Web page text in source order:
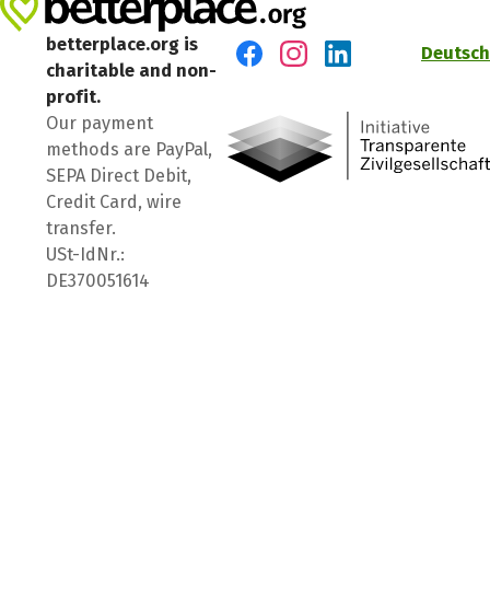
betterplace.org is
charitable and non-
profit.
Our payment
methods are PayPal,
SEPA Direct Debit,
Credit Card, wire
transfer.
USt-IdNr.:
DE370051614
Deutsch